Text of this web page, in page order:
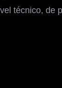
técnico, de